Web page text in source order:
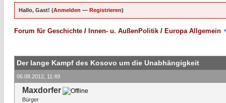
Hallo, Gast! (Anmelden — Registrieren)
Forum für Geschichte / Innen- u. AußenPolitik / Europa Allgemein
Der lange Kampf des Kosovo um die Unabhängigkeit
06.08.2012, 11:49
Maxdorfer
Bürger